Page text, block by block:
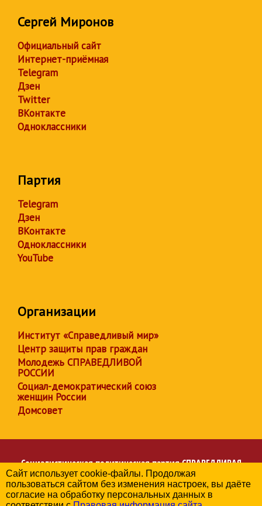
Сергей Миронов
Официальный сайт
Интернет-приёмная
Telegram
Дзен
Twitter
ВКонтакте
Одноклассники
Партия
Telegram
Дзен
ВКонтакте
Одноклассники
YouTube
Организации
Институт «Справедливый мир»
Центр защиты прав граждан
Молодежь СПРАВЕДЛИВОЙ
РОССИИ
Социал-демократический союз
женщин России
Домсовет
Социалистическая политическая партияСПРАВЕДЛИВАЯ
РОССИЯ
Региональное отделение партии в Алтайском крае
© 2006-2026
Сайт использует cookie-файлы. Продолжая
пользоваться сайтом без изменения настроек, вы даёте
согласие на обработку персональных данных в